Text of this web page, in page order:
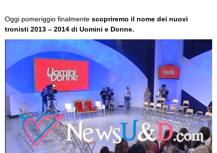
Oggi pomeriggio finalmente scopriremo il nome dei nuovi
tronisti 2013 – 2014 di Uomini e Donne.